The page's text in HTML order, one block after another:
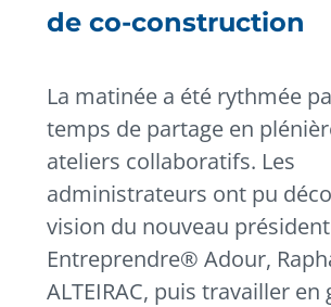
de co-construction
La matinée a été rythmée
temps de partage en
ateliers collaboratifs. Les
administrateurs ont pu
vision du nouveau
Entreprendre® Adour,
ALTEIRAC, puis travailler en